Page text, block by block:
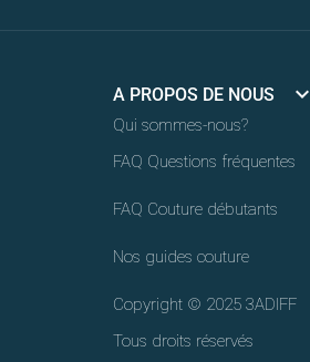
A PROPOS DE NOUS 
Qui sommes-nous?
FAQ Questions fréquentes
FAQ Couture débutants
Nos guides couture
Copyright © 2025 3ADIFF
Tous droits réservés